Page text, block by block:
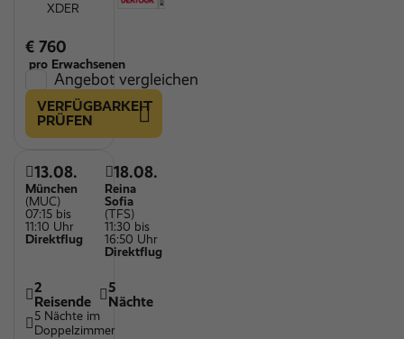
XDER
€ 760
pro Erwachsenen
Angebot vergleichen
VERFÜGBARKEIT
PRÜFEN
13.08.
München
(MUC)
07:15 bis
11:10 Uhr
Direktflug
18.08.
Reina
Sofia
(TFS)
11:30 bis
16:50 Uhr
Direktflug
2
Reisende
5
Nächte
5 Nächte im
Doppelzimmer